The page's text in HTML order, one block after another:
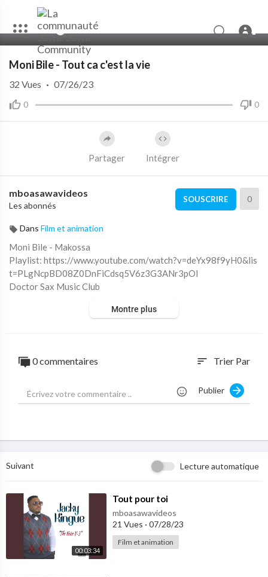
00:00 09:30
Moni Bile - Tout ca c'est la vie
0 0
32 Vues · 07/26/23
Partager Intégrer
mboasawavideos
Les abonnés
SOUSCRIRE 0
Dans Film et animation
Moni Bile - Makossa
Playlist: https://www.youtube.com/watch?v=deYx98f9yH0&lis
t=PLgNcpBD08Z0DnFiCdsq5V6z3G3ANr3pOI
Doctor Sax Music Club
Montre plus
0 commentaires sort Trier Par
Publier
Suivant Lecture automatique
00:03:34
⁣Tout pour toi
mboasawavideos
21 Vues · 07/28/23
Film et animation